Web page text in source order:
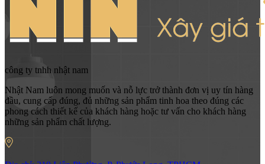
công ty tnhh nhật nam
Nhật Nam luôn mong muốn và nỗ lực trở thành đơn vị uy tín hàng
đầu, cung cấp đúng, đủ những sản phẩm tinh hoa theo đúng các
phong cách thiết kế của khách hàng hoặc tư vấn cho khách hàng
những sản phẩm chất lượng.